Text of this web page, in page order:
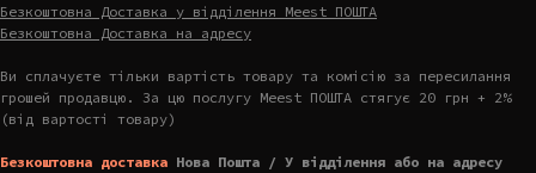
Безкоштовна Доставка у відділення Meest ПОШТА
Безкоштовна Доставка на адресу
Ви сплачуєте тільки вартість товару та комісію за пересилання
грошей продавцю. За цю послугу Meest ПОШТА стягує 20 грн + 2%
(від вартості товару)
Безкоштовна доставка Нова Пошта / У відділення або на адресу